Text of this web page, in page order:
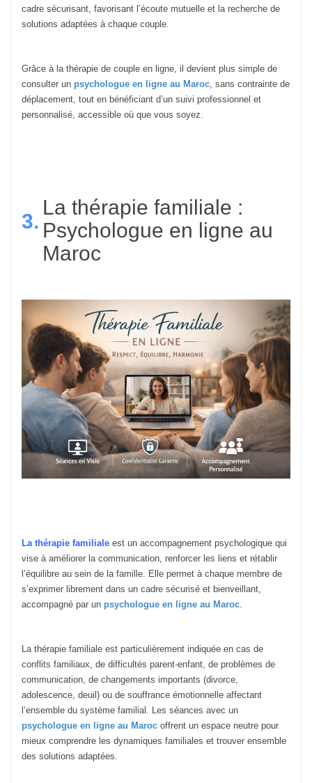
cadre sécurisant, favorisant l’écoute mutuelle et la recherche de
solutions adaptées à chaque couple.
Grâce à la thérapie de couple en ligne, il devient plus simple de
consulter un psychologue en ligne au Maroc, sans contrainte de
déplacement, tout en bénéficiant d’un suivi professionnel et
personnalisé, accessible où que vous soyez.
3.
La thérapie familiale :
Psychologue en ligne au
Maroc
La thérapie familiale est un accompagnement psychologique qui
vise à améliorer la communication, renforcer les liens et rétablir
l’équilibre au sein de la famille. Elle permet à chaque membre de
s’exprimer librement dans un cadre sécurisé et bienveillant,
accompagné par un psychologue en ligne au Maroc.
La thérapie familiale est particulièrement indiquée en cas de
conflits familiaux, de difficultés parent-enfant, de problèmes de
communication, de changements importants (divorce,
adolescence, deuil) ou de souffrance émotionnelle affectant
l’ensemble du système familial. Les séances avec un
psychologue en ligne au Maroc offrent un espace neutre pour
mieux comprendre les dynamiques familiales et trouver ensemble
des solutions adaptées.